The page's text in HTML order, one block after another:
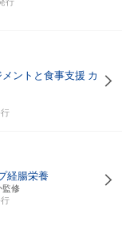
ントと食事支援 カ
経腸栄養
修